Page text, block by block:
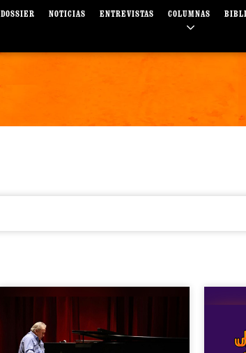
DOSSIER NOTICIAS ENTREVISTAS COLUMNAS